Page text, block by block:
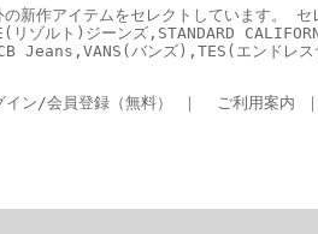
新作アイテムをセレクトしています。 セ
リゾルト)ジーンズ,STANDARD
バンズ),TES(エンドレス
ン/会員登録（無料） ｜ ご利用案内